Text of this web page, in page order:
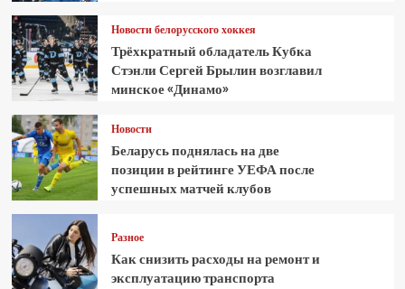
Новости белорусского хоккея
Трёхкратный обладатель Кубка
Стэнли Сергей Брылин возглавил
минское «Динамо»
Новости
Беларусь поднялась на две
позиции в рейтинге УЕФА после
успешных матчей клубов
Разное
Как снизить расходы на ремонт и
эксплуатацию транспорта